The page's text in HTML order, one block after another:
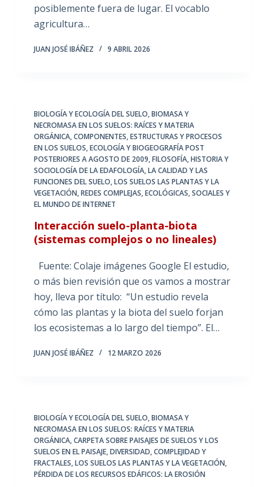
posiblemente fuera de lugar. El vocablo
agricultura…
JUAN JOSÉ IBÁÑEZ 9 ABRIL 2026
BIOLOGÍA Y ECOLOGÍA DEL SUELO,BIOMASA Y
NECROMASA EN LOS SUELOS: RAÍCES Y MATERIA
ORGÁNICA,COMPONENTES, ESTRUCTURAS Y PROCESOS
EN LOS SUELOS,ECOLOGÍA Y BIOGEOGRAFÍA POST
POSTERIORES A AGOSTO DE 2009,FILOSOFÍA, HISTORIA Y
SOCIOLOGÍA DE LA EDAFOLOGÍA,LA CALIDAD Y LAS
FUNCIONES DEL SUELO,LOS SUELOS LAS PLANTAS Y LA
VEGETACIÓN,REDES COMPLEJAS, ECOLÓGICAS, SOCIALES Y
EL MUNDO DE INTERNET
Interacción suelo-planta-biota
(sistemas complejos o no lineales)
Fuente: Colaje imágenes Google El estudio,
o más bien revisión que os vamos a mostrar
hoy, lleva por título: “Un estudio revela
cómo las plantas y la biota del suelo forjan
los ecosistemas a lo largo del tiempo”. El…
JUAN JOSÉ IBÁÑEZ 12 MARZO 2026
BIOLOGÍA Y ECOLOGÍA DEL SUELO,BIOMASA Y
NECROMASA EN LOS SUELOS: RAÍCES Y MATERIA
ORGÁNICA,CARPETA SOBRE PAISAJES DE SUELOS Y LOS
SUELOS EN EL PAISAJE,DIVERSIDAD, COMPLEJIDAD Y
FRACTALES,LOS SUELOS LAS PLANTAS Y LA VEGETACIÓN,
PÉRDIDA DE LOS RECURSOS EDÁFICOS: LA EROSIÓN